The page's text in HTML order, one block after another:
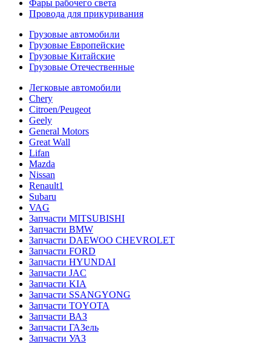
Фары рабочего света
Провода для прикуривания
Грузовые автомобили
Грузовые Европейские
Грузовые Китайские
Грузовые Отечественные
Легковые автомобили
Chery
Citroen/Peugeot
Geely
General Motors
Great Wall
Lifan
Mazda
Nissan
Renault1
Subaru
VAG
Запчасти MITSUBISHI
Запчасти BMW
Запчасти DAEWOO CHEVROLET
Запчасти FORD
Запчасти HYUNDAI
Запчасти JAC
Запчасти KIA
Запчасти SSANGYONG
Запчасти TOYOTA
Запчасти ВАЗ
Запчасти ГАЗель
Запчасти УАЗ